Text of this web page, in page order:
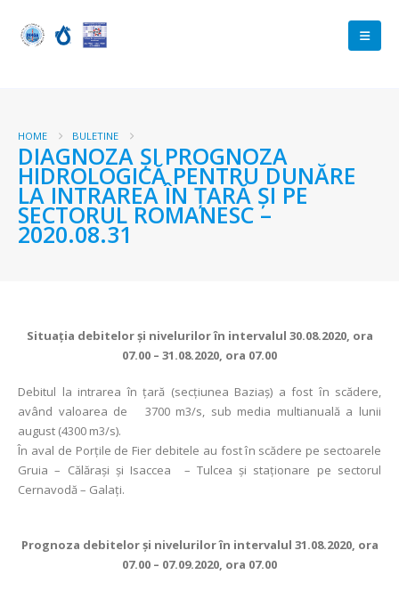
HOME BULETINE
DIAGNOZA ŞI PROGNOZA
HIDROLOGICĂ PENTRU DUNĂRE
LA INTRAREA ÎN ŢARĂ ŞI PE
SECTORUL ROMANESC –
2020.08.31
Situaţia debitelor şi nivelurilor în intervalul 30.08.2020, ora
07.00 – 31.08.2020, ora 07.00
Debitul la intrarea în ţară (secţiunea Baziaş) a fost ȋn scădere,
având valoarea de 3700 m3/s, sub media multianuală a lunii
august (4300 m3/s).
În aval de Porţile de Fier debitele au fost în scădere pe sectoarele
Gruia – Călăraşi şi Isaccea – Tulcea şi staţionare pe sectorul
Cernavodă – Galaţi.
Prognoza debitelor şi nivelurilor în intervalul 31.08.2020, ora
07.00 – 07.09.2020, ora 07.00